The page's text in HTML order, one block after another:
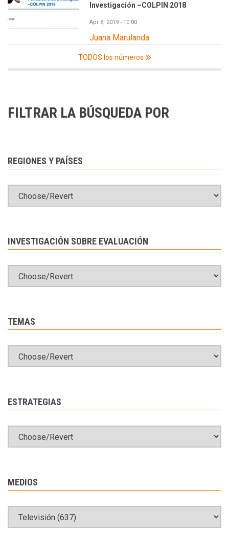
Investigación –COLPIN 2018
Apr 8, 2019 - 10:00
Juana Marulanda
TODOS los números
FILTRAR LA BÚSQUEDA POR
REGIONES Y PAÍSES
INVESTIGACIÓN SOBRE EVALUACIÓN
TEMAS
ESTRATEGIAS
MEDIOS